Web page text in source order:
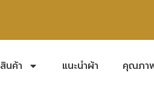
สินค้า แนะนำผ้า คุณภา